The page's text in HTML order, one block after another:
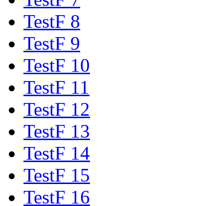
TestF 8
TestF 9
TestF 10
TestF 11
TestF 12
TestF 13
TestF 14
TestF 15
TestF 16